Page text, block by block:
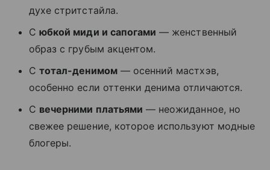
духе стритстайла.
Сюбкой миди и сапогами — женственный
образ с грубым акцентом.
Стотал-денимом— осенний мастхэв,
особенно если оттенки денима отличаются.
С вечерними платьями — неожиданное, но
свежее решение, которое используют модные
блогеры.